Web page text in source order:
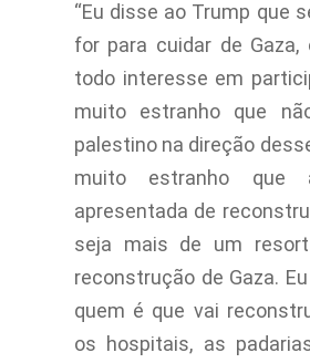
“Eu disse ao Trump que
for para cuidar de Gaza,
todo interesse em
muito estranho que
palestino na direção
muito estranho que
apresentada de
seja mais de um
reconstrução de Gaza.
quem é que vai
os hospitais, as